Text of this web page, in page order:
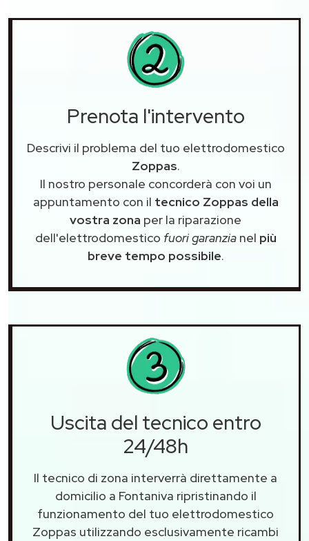
Prenota l'intervento
Descrivi il problema del tuo elettrodomestico
Zoppas.
Il nostro personale concorderà con voi un
appuntamento con il tecnico Zoppas della
vostra zona per la riparazione
dell'elettrodomestico fuori garanzianel più
breve tempo possibile.
Uscita del tecnico entro
24/48h
Il tecnico di zona interverrà direttamente a
domicilio a Fontaniva ripristinando il
funzionamento del tuo elettrodomestico
Zoppas utilizzando esclusivamente ricambi